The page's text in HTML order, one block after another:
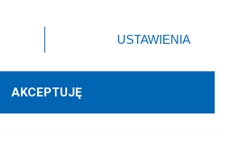
przycisk ustawień prywatności
dolnym rogu strony
danych nie wymagają zgody
prawo sprzeciwić się takiemu
USTAWIENIA
AKCEPTUJĘ